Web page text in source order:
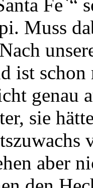
Fe`“
Muss
ist
genau
sie
aber